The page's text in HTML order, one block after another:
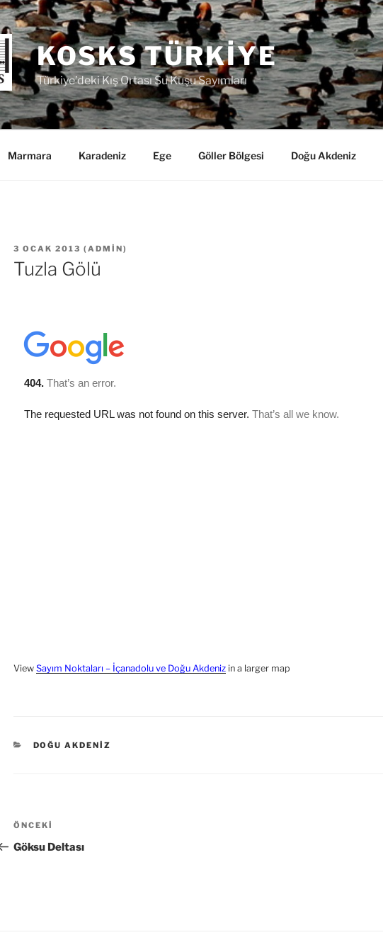
KOSKS TÜRKIYE
Türkiye’deki Kış Ortası Su Kuşu Sayımları
Marmara Karadeniz Ege Göller Bölgesi Doğu Akdeniz
YAYIM
TARIHI
3 OCAK 2013 ( ADMIN)
Tuzla Gölü
View Sayım Noktaları – İçanadolu ve Doğu Akdeniz in a larger map
KATEGORILER
DOĞU AKDENIZ
Yazı
dolaşımı
Önceki
Yazı
ÖNCEKI
Göksu Deltası